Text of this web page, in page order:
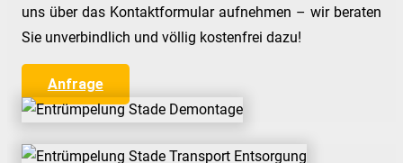
uns über das Kontaktformular aufnehmen – wir beraten
Sie unverbindlich und völlig kostenfrei dazu!
Anfrage